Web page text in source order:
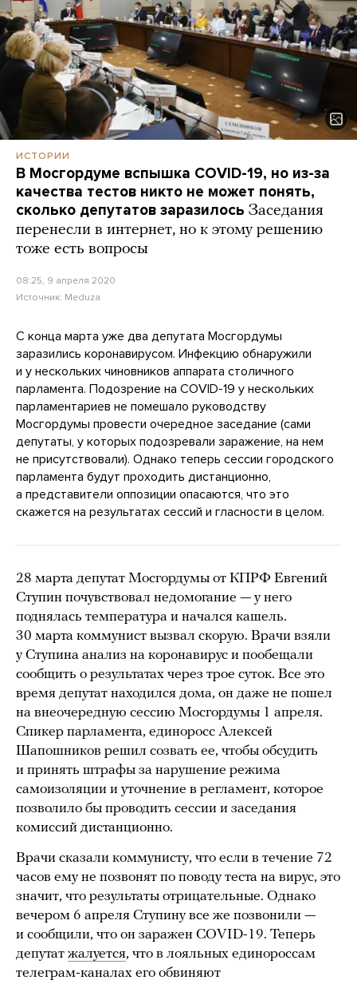
ИСТОРИИ
В Мосгордуме вспышка COVID-19, но из-за
качества тестов никто не может понять,
сколько депутатов заразилось Заседания
перенесли в интернет, но к этому решению
тоже есть вопросы
08:25, 9 апреля 2020
Источник: Meduza
C конца марта уже два депутата Мосгордумы
заразились коронавирусом. Инфекцию обнаружили
и у нескольких чиновников аппарата столичного
парламента. Подозрение на COVID-19 у нескольких
парламентариев не помешало руководству
Мосгордумы провести очередное заседание (сами
депутаты, у которых подозревали заражение, на нем
не присутствовали). Однако теперь сессии городского
парламента будут проходить дистанционно,
а представители оппозиции опасаются, что это
скажется на результатах сессий и гласности в целом.
28 марта депутат Мосгордумы от КПРФ Евгений
Ступин почувствовал недомогание — у него
поднялась температура и начался кашель.
30 марта коммунист вызвал скорую. Врачи взяли
у Ступина анализ на коронавирус и пообещали
сообщить о результатах через трое суток. Все это
время депутат находился дома, он даже не пошел
на внеочередную сессию Мосгордумы 1 апреля.
Спикер парламента, единоросс Алексей
Шапошников решил созвать ее, чтобы обсудить
и принять штрафы за нарушение режима
самоизоляции и уточнение в регламент, которое
позволило бы проводить сессии и заседания
комиссий дистанционно.
Врачи сказали коммунисту, что если в течение 72
часов ему не позвонят по поводу теста на вирус, это
значит, что результаты отрицательные. Однако
вечером 6 апреля Ступину все же позвонили —
и сообщили, что он заражен COVID-19. Теперь
депутат жалуется, что в лояльных единороссам
телеграм-каналах его обвиняют